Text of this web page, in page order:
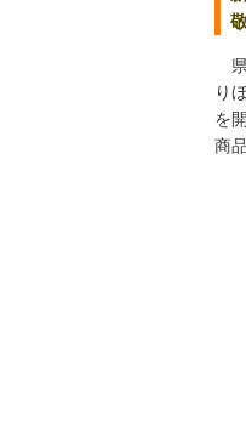
県
り
を
商